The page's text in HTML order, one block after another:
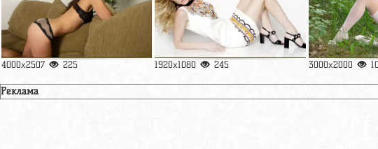
4000x2507 225 1920x1080 245 3000x2000
Реклама